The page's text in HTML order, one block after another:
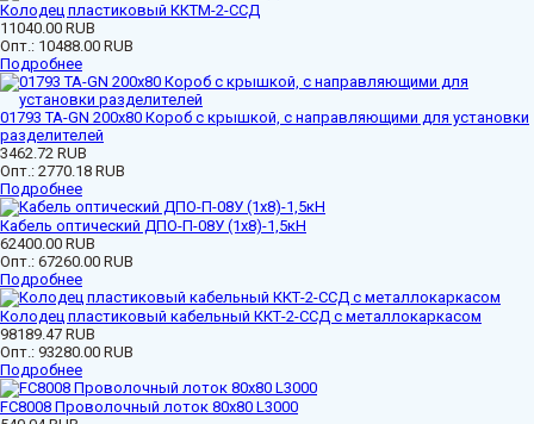
Колодец пластиковый ККТМ-2-ССД
11040.00 RUB
Опт.: 10488.00 RUB
Подробнее
01793 ТА-GN 200x80 Короб с крышкой, с направляющими для установки
разделителей
3462.72 RUB
Опт.: 2770.18 RUB
Подробнее
Кабель оптический ДПО-П-08У (1х8)-1,5кН
62400.00 RUB
Опт.: 67260.00 RUB
Подробнее
Колодец пластиковый кабельный ККТ-2-ССД с металлокаркасом
98189.47 RUB
Опт.: 93280.00 RUB
Подробнее
FC8008 Проволочный лоток 80х80 L3000